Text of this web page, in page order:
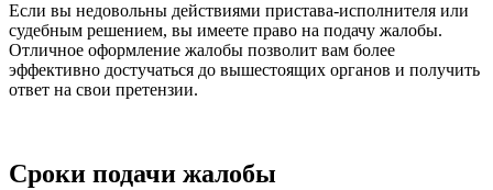
Если вы недовольны действиями пристава-исполнителя или
судебным решением, вы имеете право на подачу жалобы.
Отличное оформление жалобы позволит вам более
эффективно достучаться до вышестоящих органов и получить
ответ на свои претензии.
Сроки подачи жалобы